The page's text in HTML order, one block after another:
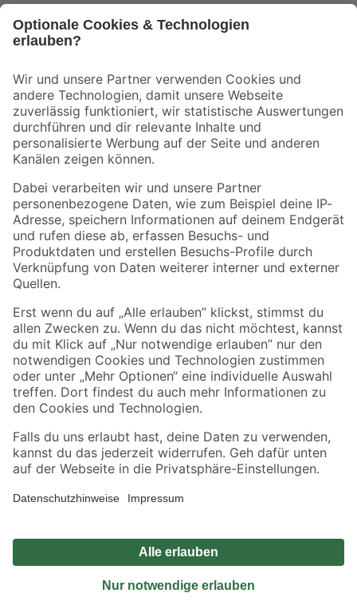
Der toom Newsletter: Keine Angebote und Aktionen mehr verpassen!
Zur Newsletter Anmeldung
Folge uns
Zahlungsarten Versandarten
Sicher einkaufen
Jetzt die toom-App herunterladen
Alle Preisangaben in EUR inkl. gesetzl. MwSt.. Die dargestellten Angebote sind unter
Umständen nicht in allen Märkten verfügbar. Die angegebenen Verfügbarkeiten beziehen
Produkte nur solange der Vorrat reicht.
*Paketversand ab 59 € versandkostenfrei, gilt nicht für Artikel mit Speditionsversand, hier
Privatsphäre Impressum
Nutzungsbedingungen
Widerrufsrecht
Vertrag widerrufen